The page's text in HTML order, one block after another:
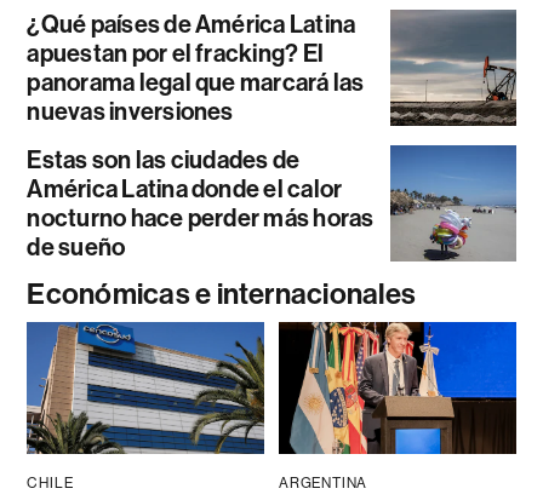
¿Qué países de América Latina
apuestan por el fracking? El
panorama legal que marcará las
nuevas inversiones
Estas son las ciudades de
América Latina donde el calor
nocturno hace perder más horas
de sueño
Económicas e internacionales
CHILE ARGENTINA